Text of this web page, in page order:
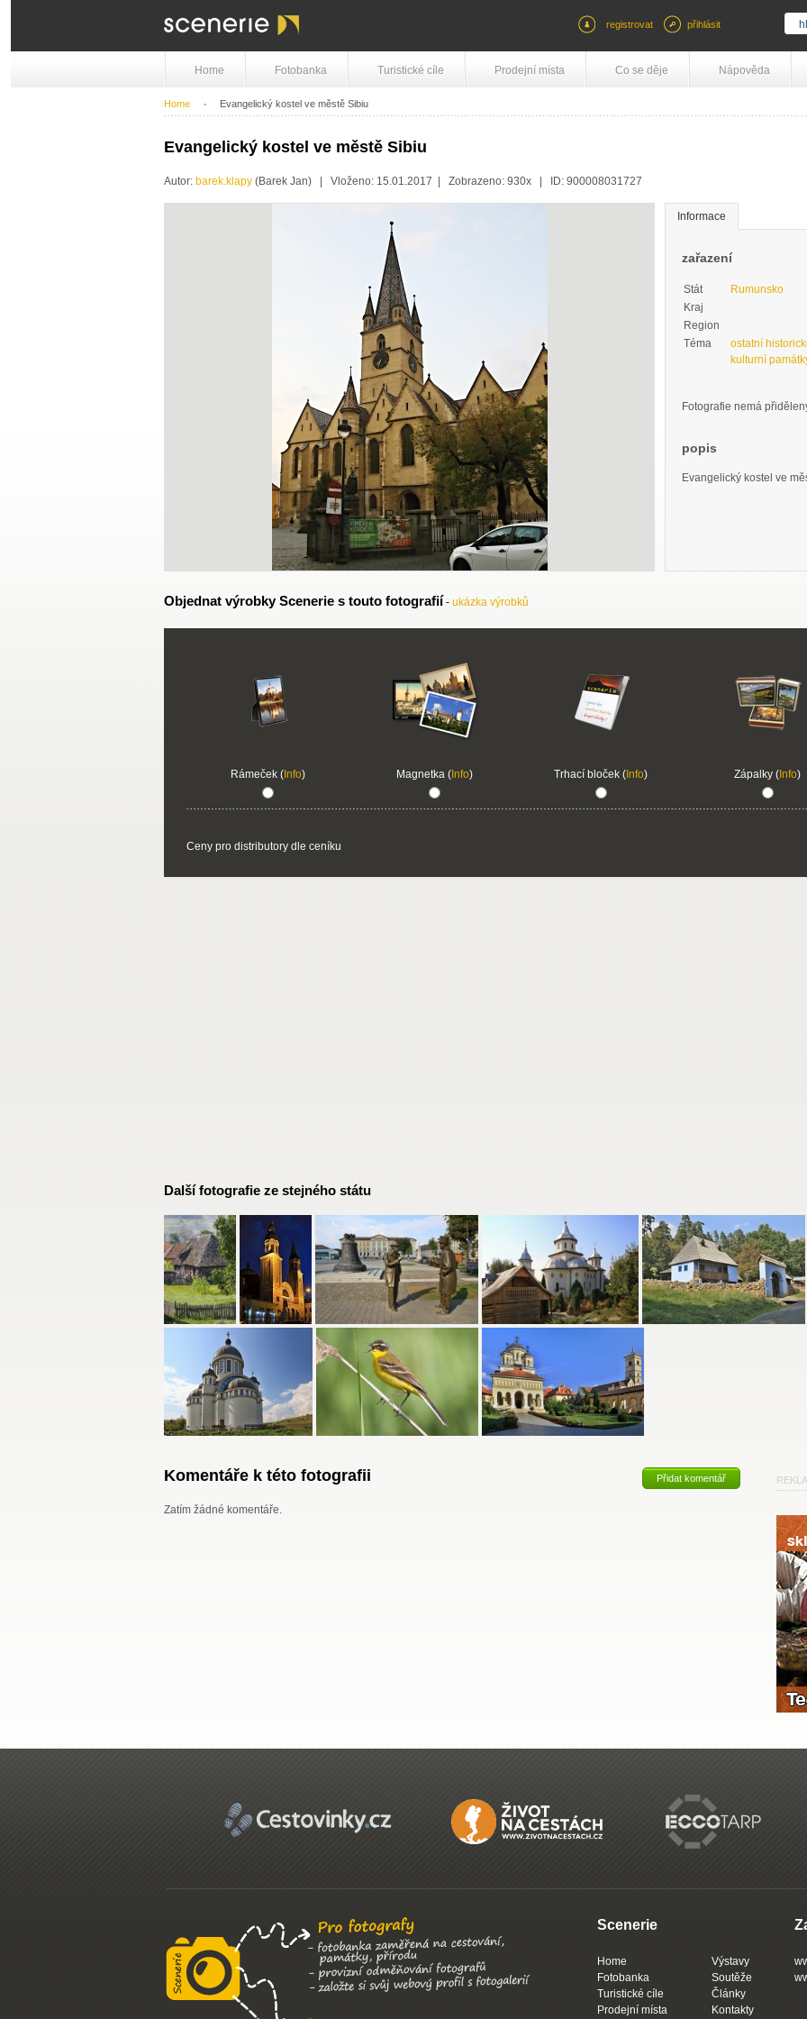
registrovat přihlásit
Home Fotobanka Turistické cíle Prodejní místa Co se děje Nápověda
Home Evangelický kostel ve městě Sibiu
Evangelický kostel ve městě Sibiu
Autor: barek.klapy (Barek Jan) | Vloženo: 15.01.2017 | Zobrazeno: 930x | ID: 900008031727
zařazení
Stát
Rumunsko
Kraj
Region
Téma
ostatní
kulturní
Fotografie nemá
popis
Evangelický kostel ve
Informace
Objednat výrobky Scenerie s touto fotografií - ukázka výrobků
Rámeček (Info) Magnetka (Info) Trhací bloček ( Info) Zápalky ( Info)
Ceny pro distributory dle ceníku
Další fotografie ze stejného státu
Komentáře k této fotografii Přidat komentář
Zatím žádné komentáře.
Scenerie
Home
Fotobanka
Turistické cíle
Prodejní místa
Výstavy
Soutěže
Články
Kontakty